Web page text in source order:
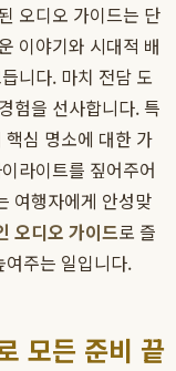
오디오 가이드는 단
이야기와 시대적 배
니다. 마치 전담 도
험을 선사합니다. 특
심 명소에 대한 가
라이트를 짚어주어
여행자에게 안성맞
오디오 가이드로 즐
주는 일입니다.
모든 준비 끝